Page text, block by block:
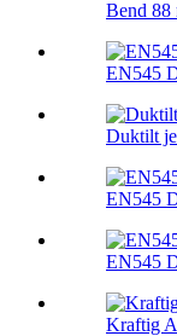
Bend 88
EN545
Duktilt
EN545
EN545
Kraftig